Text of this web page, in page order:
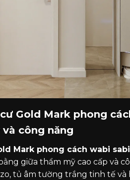
Gold Mark phong
công năng
Mark phong cách wabi sabi
giữa thẩm mỹ cao cấp và
tủ âm tường trắng tinh tế